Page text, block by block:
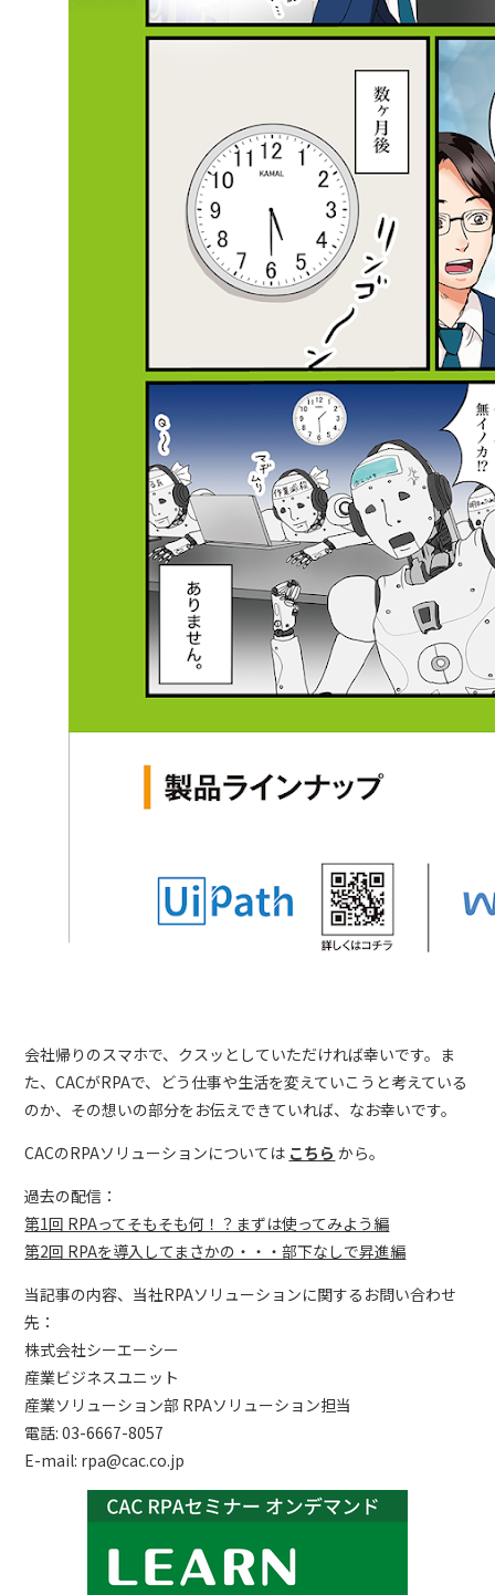
会社帰りのスマホで、クスッとしていただければ幸いです。ま
た、CACがRPAで、どう仕事や生活を変えていこうと考えている
のか、その想いの部分をお伝えできていれば、なお幸いです。
CACのRPAソリューションについては こちら から。
過去の配信：
第1回 RPAってそもそも何！？まずは使ってみよう編
第2回 RPAを導入してまさかの・・・部下なしで昇進編
当記事の内容、当社RPAソリューションに関するお問い合わせ
先：
株式会社シーエーシー
産業ビジネスユニット
産業ソリューション部 RPAソリューション担当
電話: 03-6667-8057
E-mail: rpa@cac.co.jp